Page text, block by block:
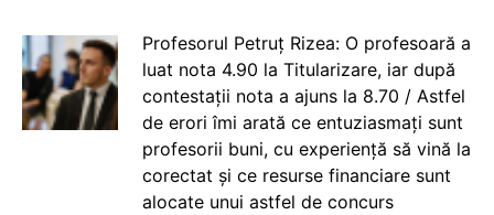
Profesorul Petruț Rizea: O profesoară a
luat nota 4.90 la Titularizare, iar după
contestații nota a ajuns la 8.70 / Astfel
de erori îmi arată ce entuziasmați sunt
profesorii buni, cu experiență să vină la
corectat și ce resurse financiare sunt
alocate unui astfel de concurs